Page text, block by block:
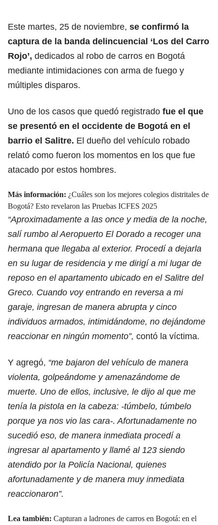
Este martes, 25 de noviembre, se confirmó la
captura de la banda delincuencial ‘Los del Carro
Rojo’, dedicados al robo de carros en Bogotá
mediante intimidaciones con arma de fuego y
múltiples disparos.
Uno de los casos que quedó registrado fue el que
se presentó en el occidente de Bogotá en el
barrio el Salitre. El dueño del vehículo robado
relató como fueron los momentos en los que fue
atacado por estos hombres.
Más información: ¿Cuáles son los mejores colegios distritales de
Bogotá? Esto revelaron las Pruebas ICFES 2025
“Aproximadamente a las once y media de la noche,
salí rumbo al Aeropuerto El Dorado a recoger una
hermana que llegaba al exterior. Procedí a dejarla
en su lugar de residencia y me dirigí a mi lugar de
reposo en el apartamento ubicado en el Salitre del
Greco. Cuando voy entrando en reversa a mi
garaje, ingresan de manera abrupta y cinco
individuos armados, intimidándome, no dejándome
reaccionar en ningún momento”, contó la víctima.
Y agregó, “me bajaron del vehículo de manera
violenta, golpeándome y amenazándome de
muerte. Uno de ellos, inclusive, le dijo al que me
tenía la pistola en la cabeza: -túmbelo, túmbelo
porque ya nos vio las cara-. Afortunadamente no
sucedió eso, de manera inmediata procedí a
ingresar al apartamento y llamé al 123 siendo
atendido por la Policía Nacional, quienes
afortunadamente y de manera muy inmediata
reaccionaron”.
Lea también: Capturan a ladrones de carros en Bogotá: en el